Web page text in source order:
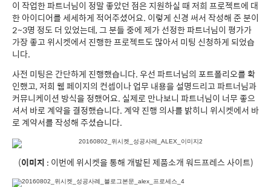
이 작업한 파트너님이 정말 좋았던 점은 지원하실 때 저희 프로젝트에 대
한 아이디어를 세세하게 적어주셨어요. 이렇게 신경 써서 작성해 준 분이
2~3명 정도 더 있었는데, 그 분들 중에 제가 선정한 파트너님이 평가가
가장 좋고 위시켓에서 진행한 프로젝트도 많아서 미팅 신청하게 되었습
니다.
사전 미팅은 간단하게 진행했습니다. 우선 파트너님의 포트폴리오를 확
인했고, 저희 웹 페이지의 컨셉이나 업무 내용을 설명드리고 파트너님과
커뮤니케이션 방식을 정했어요. 실제로 만나보니 파트너님이 너무 좋으
셔서 바로 계약을 결정했습니다. 계약 진행 의사를 밝히니 위시켓에서 바
로 계약서를 작성해 주셨습니다.
(이미지 : 이번에 위시켓을 통해 개발된 제품소개 워드프레스 사이트)